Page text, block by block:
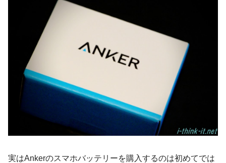
実はAnkerのスマホバッテリーを購入するのは初めてでは